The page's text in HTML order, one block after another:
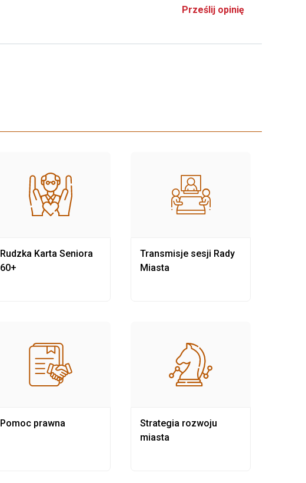
Prześlij opinię
Rudzka Karta Seniora
60+
Pomoc prawna
Transmisje sesji Rady
Miasta
Strategia rozwoju
miasta